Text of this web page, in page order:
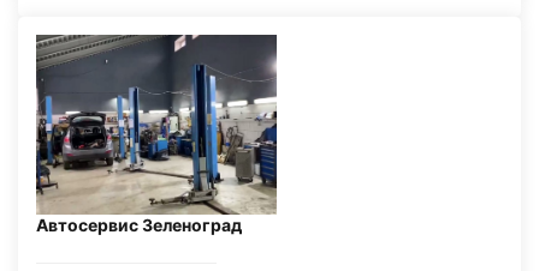
Автосервис Зеленоград